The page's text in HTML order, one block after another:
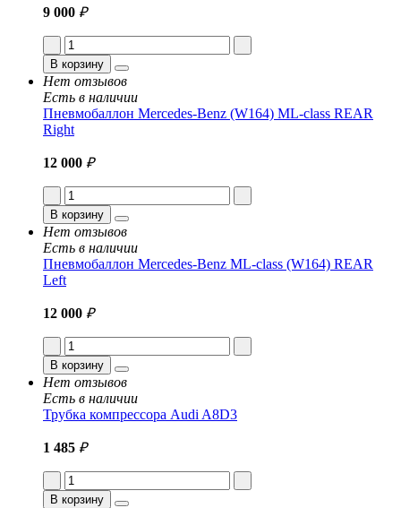
9 000 ₽
В корзину
Нет отзывов
Есть в наличии
Пневмобаллон Mercedes-Benz (W164) ML-class REAR
Right
12 000 ₽
В корзину
Нет отзывов
Есть в наличии
Пневмобаллон Mercedes-Benz ML-class (W164) REAR
Left
12 000 ₽
В корзину
Нет отзывов
Есть в наличии
Трубка компрессора Audi A8D3
1 485 ₽
В корзину